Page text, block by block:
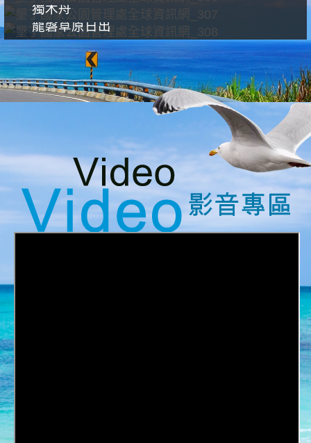
獨木舟
龍磐草原日出